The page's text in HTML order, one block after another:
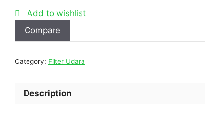
Add to wishlist
Compare
Category: Filter Udara
Description